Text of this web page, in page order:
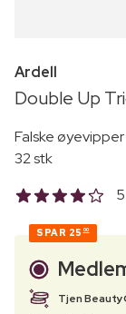
Ardell
Double Up
Falske øyevipper
32 stk
SPAR 25 00
Tjen